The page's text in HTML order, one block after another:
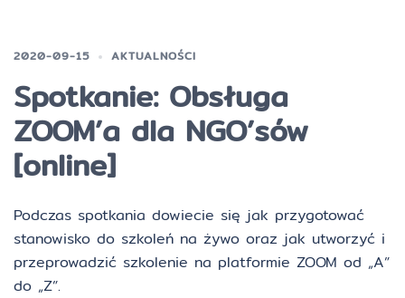
2020-09-15 AKTUALNOŚCI
Spotkanie: Obsługa
ZOOM’a dla NGO’sów
[online]
Podczas spotkania dowiecie się jak przygotować
stanowisko do szkoleń na żywo oraz jak utworzyć i
przeprowadzić szkolenie na platformie ZOOM od „A”
do „Z”.